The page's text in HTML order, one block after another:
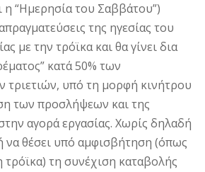
η “Ημερησία του Σαββάτου”)
της ηγεσίας του
με την τρόϊκα και θα γίνει δια
κατά 50% των
υπό τη μορφή κινήτρου
των προσλήψεων και της
αγορά εργασίας. Χωρίς δηλαδή
να θέσει υπό αμφισβήτηση (όπως
τη συνέχιση καταβολής